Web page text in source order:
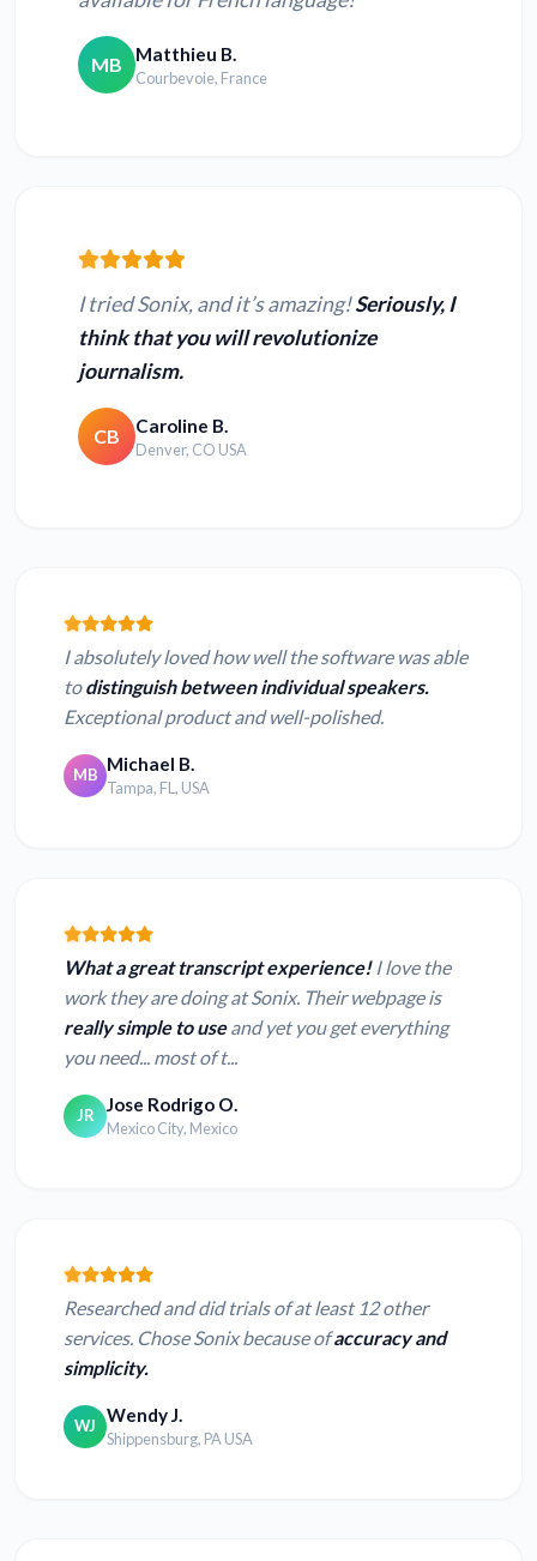
MB Matthieu B.
Courbevoie, France
I tried Sonix, and it’s amazing!Seriously, I
think that you will revolutionize
journalism.
CB Caroline B.
Denver, CO USA
I absolutely loved how well the software was able
todistinguish between individual speakers.
Exceptional product and well-polished.
MB Michael B.
Tampa, FL, USA
What a great transcript experience!I love the
work they are doing at Sonix. Their webpage is
really simple to useand yet you get everything
you need... most of t...
JR Jose Rodrigo O.
Mexico City, Mexico
Researched and did trials of at least 12 other
services. Chose Sonix because ofaccuracy and
simplicity.
WJ Wendy J.
Shippensburg, PA USA